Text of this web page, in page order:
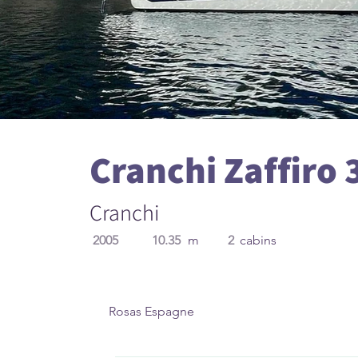
Cranchi Zaffiro
Cranchi
2005 10.35 m 2 cabins
Rosas Espagne